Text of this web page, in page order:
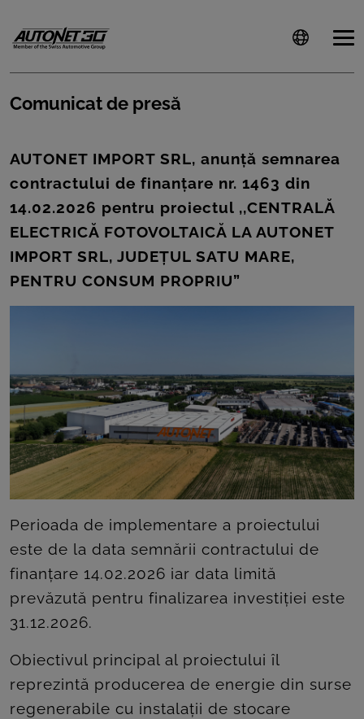
CLIENTI
CARIERE
DOCUMENTE
UTILE
CSR
ROOM
CONTACT
Comunicat de presă
AUTONET IMPORT SRL, anunță semnarea
contractului de finanțare nr. 1463 din
14.02.2026 pentru proiectul ,,CENTRALĂ
ELECTRICĂ FOTOVOLTAICĂ LA AUTONET
IMPORT SRL, JUDEȚUL SATU MARE,
PENTRU CONSUM PROPRIU”
Perioada de implementare a proiectului
este de la data semnării contractului de
finanțare 14.02.2026 iar data limită
prevăzută pentru finalizarea investiției este
31.12.2026.
Obiectivul principal al proiectului îl
reprezintă producerea de energie din surse
regenerabile cu instalații de stocare